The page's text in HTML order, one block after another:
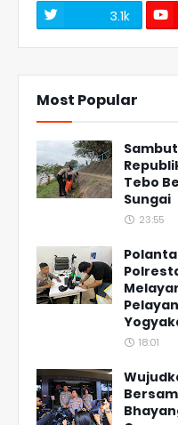
3.1k
Most Popular
Tebo
Sungai
23:55
18:01